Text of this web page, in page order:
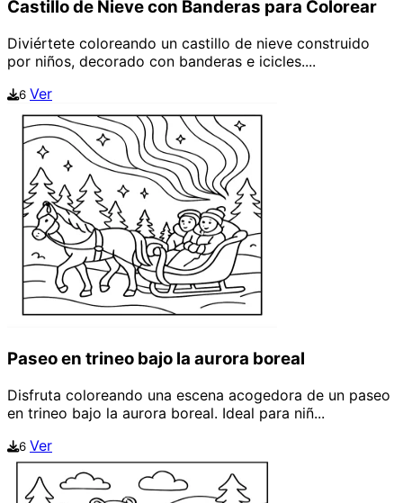
Castillo de Nieve con Banderas para Colorear
Diviértete coloreando un castillo de nieve construido
por niños, decorado con banderas e icicles....
6 Ver
Paseo en trineo bajo la aurora boreal
Disfruta coloreando una escena acogedora de un paseo
en trineo bajo la aurora boreal. Ideal para niñ...
6 Ver